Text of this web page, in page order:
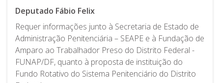
Deputado Fábio Felix
Requer informações junto à Secretaria de Estado de
Administração Penitenciária – SEAPE e à Fundação de
Amparo ao Trabalhador Preso do Distrito Federal -
FUNAP/DF, quanto à proposta de instituição do
Fundo Rotativo do Sistema Penitenciário do Distrito